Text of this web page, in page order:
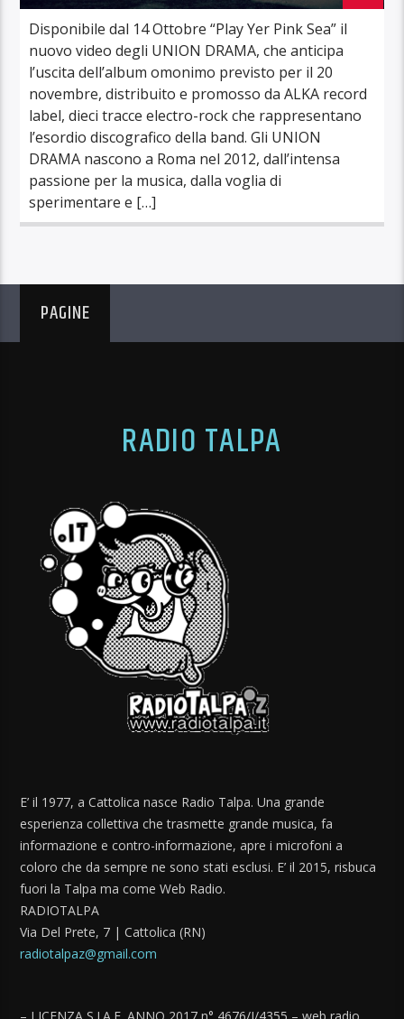
Disponibile dal 14 Ottobre “Play Yer Pink Sea” il
nuovo video degli UNION DRAMA, che anticipa
l’uscita dell’album omonimo previsto per il 20
novembre, distribuito e promosso da ALKA record
label, dieci tracce electro-rock che rappresentano
l’esordio discografico della band. Gli UNION
DRAMA nascono a Roma nel 2012, dall’intensa
passione per la musica, dalla voglia di
sperimentare e […]
PAGINE
RADIO TALPA
E’ il 1977, a Cattolica nasce Radio Talpa. Una grande
esperienza collettiva che trasmette grande musica, fa
informazione e contro-informazione, apre i microfoni a
coloro che da sempre ne sono stati esclusi. E’ il 2015, risbuca
fuori la Talpa ma come Web Radio.
RADIOTALPA
Via Del Prete, 7 | Cattolica (RN)
radiotalpaz@gmail.com